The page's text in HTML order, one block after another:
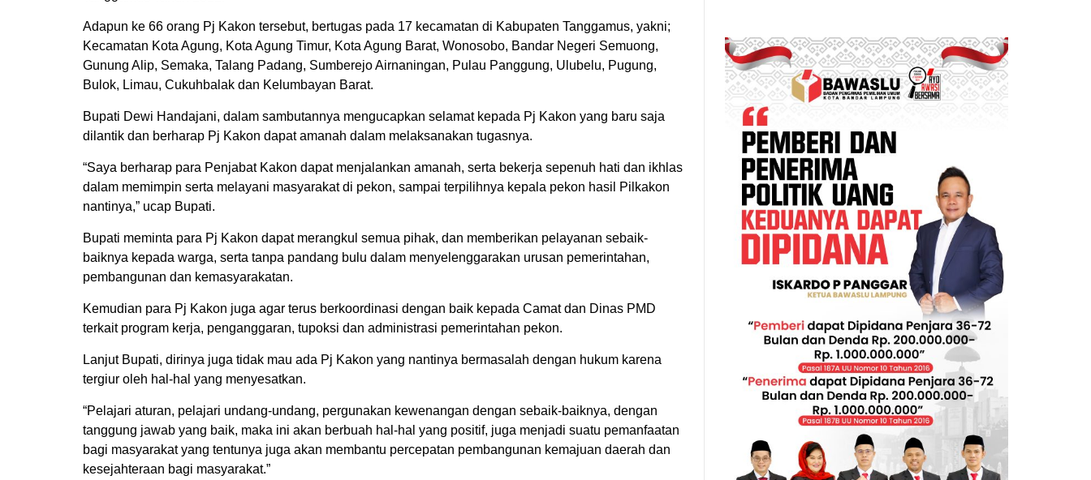
Adapun ke 66 orang Pj Kakon tersebut, bertugas pada 17 kecamatan di Kabupaten Tanggamus, yakni;
Kecamatan Kota Agung, Kota Agung Timur, Kota Agung Barat, Wonosobo, Bandar Negeri Semuong,
Gunung Alip, Semaka, Talang Padang, Sumberejo Airnaningan, Pulau Panggung, Ulubelu, Pugung,
Bulok, Limau, Cukuhbalak dan Kelumbayan Barat.
Bupati Dewi Handajani, dalam sambutannya mengucapkan selamat kepada Pj Kakon yang baru saja
dilantik dan berharap Pj Kakon dapat amanah dalam melaksanakan tugasnya.
“Saya berharap para Penjabat Kakon dapat menjalankan amanah, serta bekerja sepenuh hati dan ikhlas
dalam memimpin serta melayani masyarakat di pekon, sampai terpilihnya kepala pekon hasil Pilkakon
nantinya,” ucap Bupati.
Bupati meminta para Pj Kakon dapat merangkul semua pihak, dan memberikan pelayanan sebaik-
baiknya kepada warga, serta tanpa pandang bulu dalam menyelenggarakan urusan pemerintahan,
pembangunan dan kemasyarakatan.
Kemudian para Pj Kakon juga agar terus berkoordinasi dengan baik kepada Camat dan Dinas PMD
terkait program kerja, penganggaran, tupoksi dan administrasi pemerintahan pekon.
Lanjut Bupati, dirinya juga tidak mau ada Pj Kakon yang nantinya bermasalah dengan hukum karena
tergiur oleh hal-hal yang menyesatkan.
“Pelajari aturan, pelajari undang-undang, pergunakan kewenangan dengan sebaik-baiknya, dengan
tanggung jawab yang baik, maka ini akan berbuah hal-hal yang positif, juga menjadi suatu pemanfaatan
bagi masyarakat yang tentunya juga akan membantu percepatan pembangunan kemajuan daerah dan
kesejahteraan bagi masyarakat.”